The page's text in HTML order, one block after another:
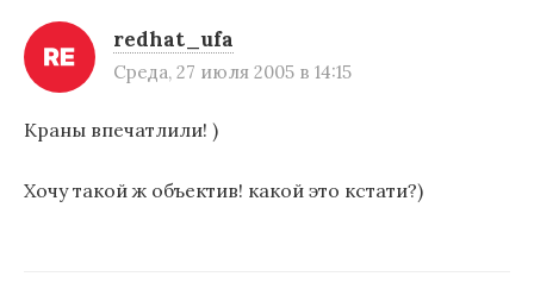
redhat_ufa
Среда, 27 июля 2005 в 14:15
Краны впечатлили! )
Хочу такой ж объектив! какой это кстати?)